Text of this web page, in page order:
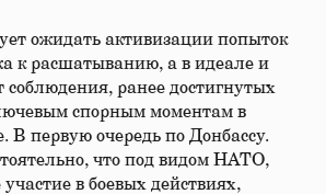
ожидать активизации попыток
к расшатыванию, а в идеале и
соблюдения, ранее достигнутых
спорным моментам в
В первую очередь по Донбассу.
что под видом НАТО,
участие в боевых действиях,